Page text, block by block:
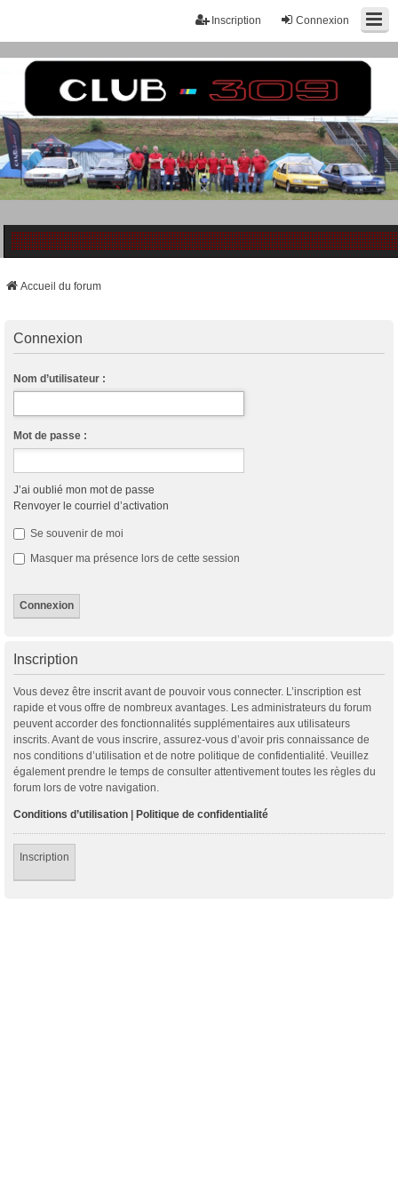
Connexion
Inscription
Accueil du forum
Connexion
Nom d’utilisateur :
Mot de passe :
J’ai oublié mon mot de passe
Renvoyer le courriel d’activation
Se souvenir de moi
Masquer ma présence lors de cette session
Inscription
Vous devez être inscrit avant de pouvoir vous connecter. L’inscription est
rapide et vous offre de nombreux avantages. Les administrateurs du forum
peuvent accorder des fonctionnalités supplémentaires aux utilisateurs
inscrits. Avant de vous inscrire, assurez-vous d’avoir pris connaissance de
nos conditions d’utilisation et de notre politique de confidentialité. Veuillez
également prendre le temps de consulter attentivement toutes les règles du
forum lors de votre navigation.
Conditions d’utilisation | Politique de confidentialité
Inscription